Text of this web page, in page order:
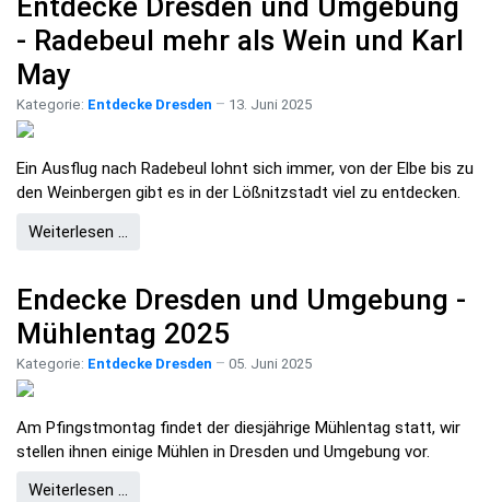
Entdecke Dresden und Umgebung
- Radebeul mehr als Wein und Karl
May
Kategorie: Entdecke Dresden 13. Juni 2025
Ein Ausflug nach Radebeul lohnt sich immer, von der Elbe bis zu
den Weinbergen gibt es in der Lößnitzstadt viel zu entdecken.
Weiterlesen …
Endecke Dresden und Umgebung -
Mühlentag 2025
Kategorie: Entdecke Dresden 05. Juni 2025
Am Pfingstmontag findet der diesjährige Mühlentag statt, wir
stellen ihnen einige Mühlen in Dresden und Umgebung vor.
Weiterlesen …